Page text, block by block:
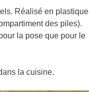
Réalisé en plastique
des piles).
la pose que pour le
la cuisine.